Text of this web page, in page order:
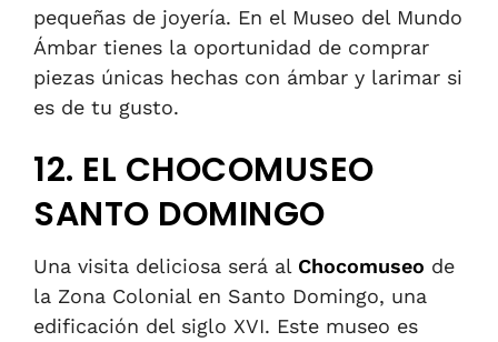
pequeñas de joyería. En el Museo del Mundo
Ámbar tienes la oportunidad de comprar
piezas únicas hechas con ámbar y larimar si
es de tu gusto.
12. EL CHOCOMUSEO
SANTO DOMINGO
Una visita deliciosa será al Chocomuseo de
la Zona Colonial en Santo Domingo, una
edificación del siglo XVI. Este museo es